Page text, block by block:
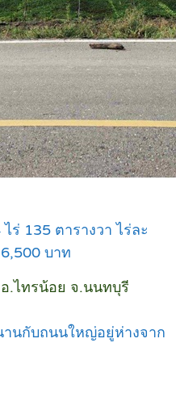
ร่ 135 ตารางวา ไร่ละ
บาท
.ไทรน้อย จ.นนทบุรี
นกับถนนใหญ่อยู่ห่างจาก